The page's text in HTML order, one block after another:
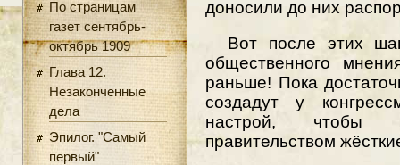
По страницам
газет сентябрь-
октябрь 1909
Глава 12.
Незаконченные
дела
Эпилог. "Самый
первый"
доносили до них
Вот после этих
общественного
раньше! Пока
создадут у
настрой, чтобы
правительством